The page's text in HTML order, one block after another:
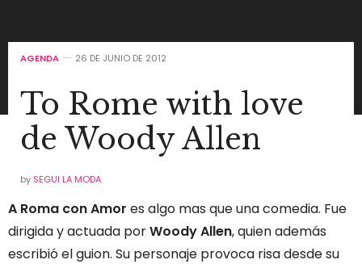
AGENDA 26 DE JUNIO DE 2012
To Rome with love
de Woody Allen
by SEGUI LA MODA
A Roma con Amor es algo mas que una comedia. Fue
dirigida y actuada porWoody Allen, quien además
escribió el guion. Su personaje provoca risa desde su